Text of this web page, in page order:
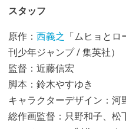
スタッフ
原作： 西義之 「ムヒョと
刊少年ジャンプ / 集英社）
監督：近藤信宏
脚本：鈴木やすゆき
キャラクターデザイン：河
総作画監督：只野和子、松